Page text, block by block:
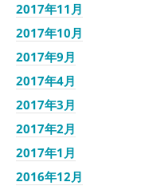
2017年11月
2017年10月
2017年9月
2017年4月
2017年3月
2017年2月
2017年1月
2016年12月